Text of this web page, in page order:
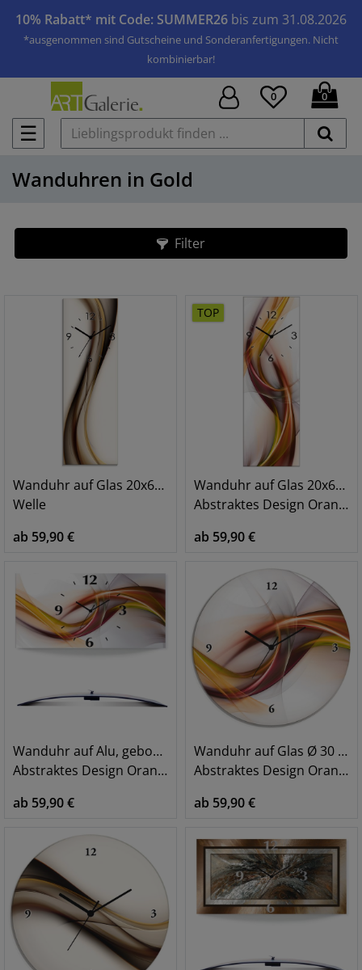
10% Rabatt* mit Code: SUMMER26 bis zum 31.08.2026
*ausgenommen sind Gutscheine und Sonderanfertigungen. Nicht
kombinierbar!
☰
0 0
Wanduhren in Gold
Filter
Wanduhr auf Glas 20x60 cm
Welle
ab 59,90 €
TOP
Wanduhr auf Glas 20x60 cm
Abstraktes Design Orange
ab 59,90 €
Wanduhr auf Alu, gebogen
Abstraktes Design Orange
ab 59,90 €
Wanduhr auf Glas Ø 30 cm
Abstraktes Design Orange
ab 59,90 €